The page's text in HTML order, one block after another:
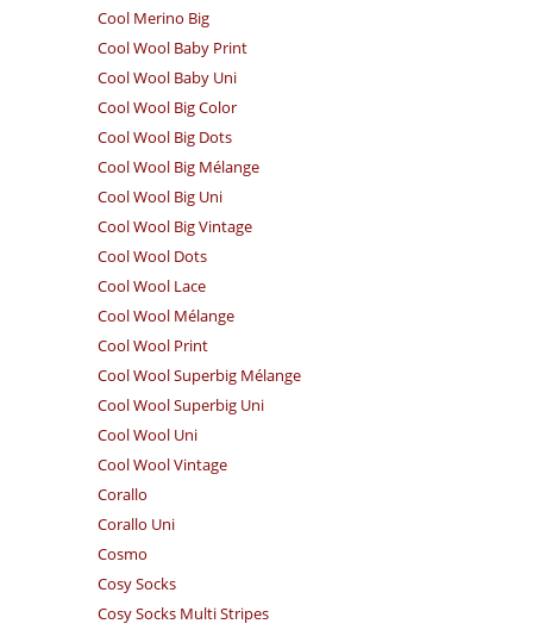
Cool Merino Big
Cool Wool Baby Print
Cool Wool Baby Uni
Cool Wool Big Color
Cool Wool Big Dots
Cool Wool Big Mélange
Cool Wool Big Uni
Cool Wool Big Vintage
Cool Wool Dots
Cool Wool Lace
Cool Wool Mélange
Cool Wool Print
Cool Wool Superbig Mélange
Cool Wool Superbig Uni
Cool Wool Uni
Cool Wool Vintage
Corallo
Corallo Uni
Cosmo
Cosy Socks
Cosy Socks Multi Stripes